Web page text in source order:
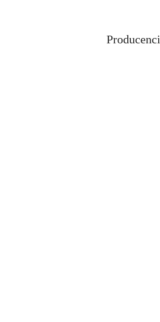
Pomiń karuzelę producentów
Producenci